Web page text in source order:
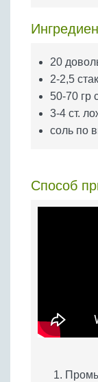
Яйца
20
2-2,5
50-70 гр
3-4 ст.
соль по
Способ